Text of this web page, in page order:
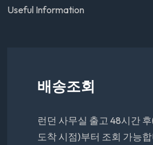
Useful Information
배송조회
런던 사무실 출고 48시간
도착 시점)부터 조회 가능